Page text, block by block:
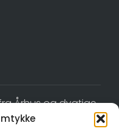
Århus og dygtige
med licens, og vi